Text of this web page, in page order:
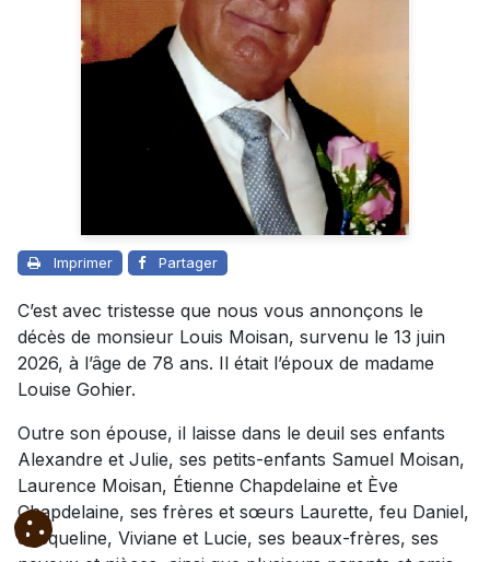
Imprimer Partager
C’est avec tristesse que nous vous annonçons le
décès de monsieur Louis Moisan, survenu le 13 juin
2026, à l’âge de 78 ans. Il était l’époux de madame
Louise Gohier.
Outre son épouse, il laisse dans le deuil ses enfants
Alexandre et Julie, ses petits-enfants Samuel Moisan,
Laurence Moisan, Étienne Chapdelaine et Ève
Chapdelaine, ses frères et sœurs Laurette, feu Daniel,
Jacqueline, Viviane et Lucie, ses beaux-frères, ses